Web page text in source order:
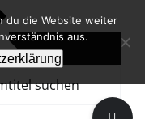
Die
Toggle
du die Website weiter
aus.